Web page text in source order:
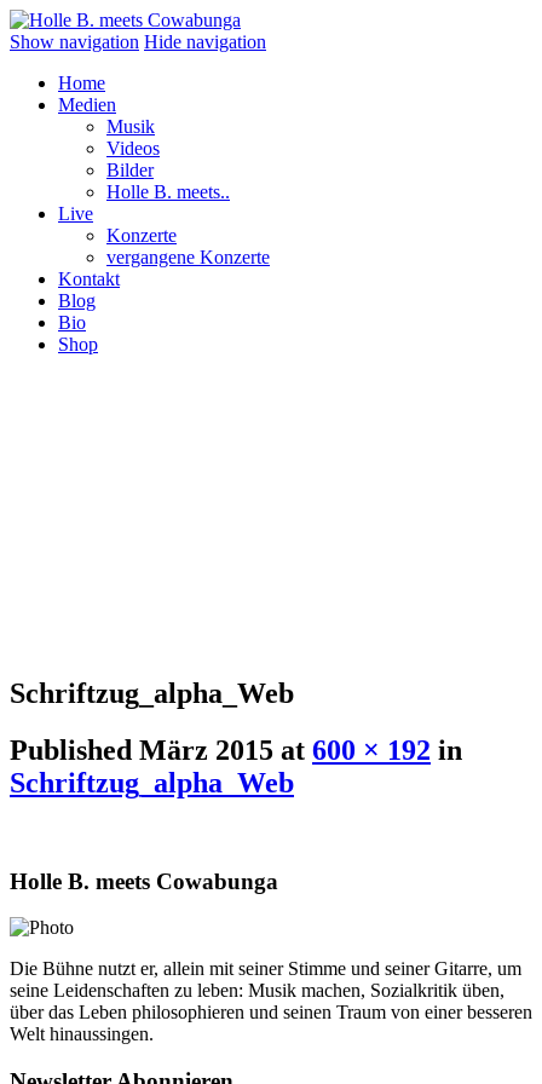
Show navigation Hide navigation
Home
Medien
Musik
Videos
Bilder
Holle B. meets..
Live
Konzerte
vergangene Konzerte
Kontakt
Blog
Bio
Shop
Schriftzug_alpha_Web
Published März 2015 at 600 × 192 in
Schriftzug_alpha_Web
Holle B. meets Cowabunga
Die Bühne nutzt er, allein mit seiner Stimme und seiner Gitarre, um
seine Leidenschaften zu leben: Musik machen, Sozialkritik üben,
über das Leben philosophieren und seinen Traum von einer besseren
Welt hinaussingen.